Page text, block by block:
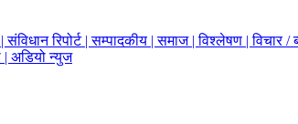
|संविधान रिपोर्ट |सम्पादकीय |समाज |विश्लेषण |विचार /
| अडियो न्युज